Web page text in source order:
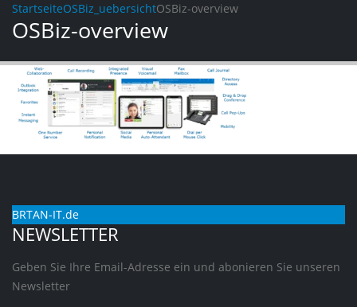
StartseiteOSBiz_uebersichtOSBiz-overview
OSBiz-overview
BRTAN-IT.de
NEWSLETTER
Geben Sie Ihre Email-Adresse ein und abonieren Sie unseren
Newsletter